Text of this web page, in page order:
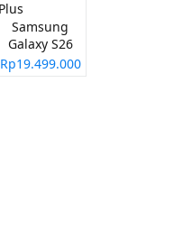
Samsung
Galaxy S26
Plus
Rp19.499.000